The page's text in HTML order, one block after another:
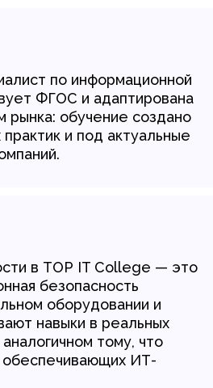
по информационной
ФГОС и адаптирована
рынка: обучение создано
и под актуальные
в TOP IT College — это
безопасность
оборудовании и
навыки в реальных
тому, что
обеспечивающих ИТ-